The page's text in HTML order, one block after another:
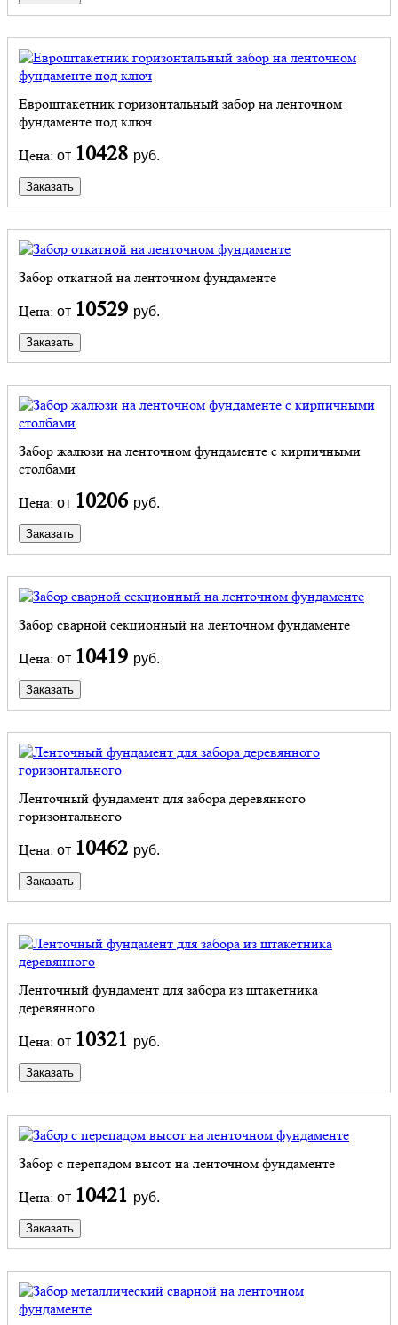
Евроштакетник горизонтальный забор на ленточном
фундаменте под ключ
Цена: от 10428 руб.
Заказать
Забор откатной на ленточном фундаменте
Цена: от 10529 руб.
Заказать
Забор жалюзи на ленточном фундаменте с кирпичными
столбами
Цена: от 10206 руб.
Заказать
Забор сварной секционный на ленточном фундаменте
Цена: от 10419 руб.
Заказать
Ленточный фундамент для забора деревянного
горизонтального
Цена: от 10462 руб.
Заказать
Ленточный фундамент для забора из штакетника
деревянного
Цена: от 10321 руб.
Заказать
Забор с перепадом высот на ленточном фундаменте
Цена: от 10421 руб.
Заказать